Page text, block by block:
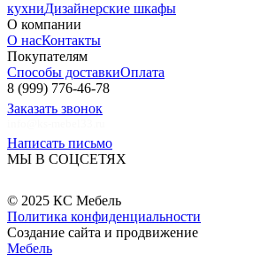
кухниДизайнерские шкафы
О компании
О насКонтакты
Покупателям
Способы доставкиОплата
8 (999) 776-46-78
Заказать звонок
Написать письмо
МЫ В СОЦСЕТЯХ
© 2025 КС Мебель
Политика конфиденциальности
Создание сайта и продвижение
Мебель